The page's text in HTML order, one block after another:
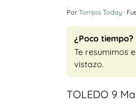
Por Torrijos Today ·
¿Poco tiempo?
Te resumimos
vistazo.
TOLEDO 9